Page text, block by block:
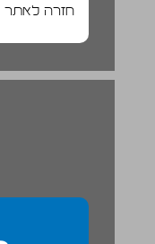
חזרה לאתר